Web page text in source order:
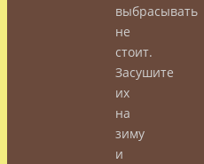
выбрасывать
не
стоит.
Засушите
их
на
зиму
и